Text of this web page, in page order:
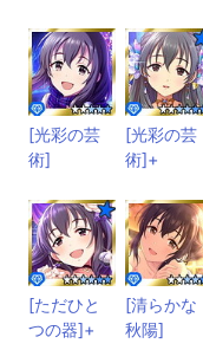
[光彩の芸
術]
[光彩の芸
術]+
[ただひと
つの器]+
[清らかな
秋陽]